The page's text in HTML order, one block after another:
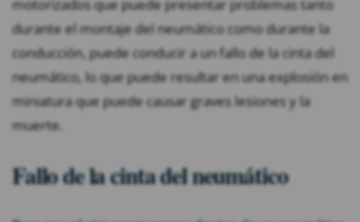
motorizados que puede presentar problemas tanto
durante el montaje del neumático como durante la
conducción, puede conducir a un fallo de la cinta del
neumático, lo que puede resultar en una explosión en
miniatura que puede causar graves lesiones y la
muerte.
Fallo de la cinta del neumático